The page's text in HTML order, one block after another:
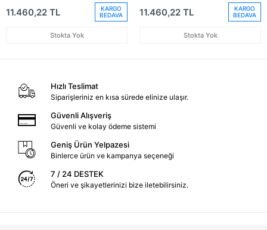
11.460,22 TL
KARGO
BEDAVA
Stokta Yok
11.460,22 TL
KARGO
BEDAVA
Stokta Yok
Hızlı Teslimat
Siparişleriniz en kısa sürede elinize ulaşır.
Güvenli Alışveriş
Güvenli ve kolay ödeme sistemi
Geniş Ürün Yelpazesi
Binlerce ürün ve kampanya seçeneği
7 / 24 DESTEK
Öneri ve şikayetlerinizi bize iletebilirsiniz.